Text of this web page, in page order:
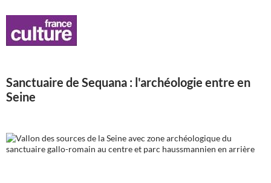
Sanctuaire de Sequana : l'archéologie entre en
Seine